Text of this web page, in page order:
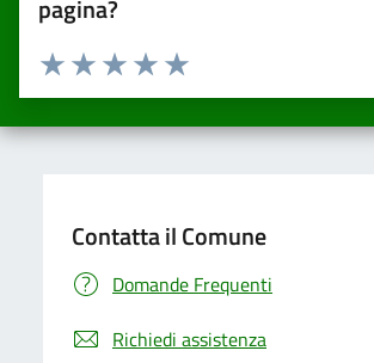
pagina?
Valuta da 1 a 5 stelle la pagina
Valuta 5 stelle su 5
Valuta 4 stelle su 5
Valuta 3 stelle su 5
Valuta 2 stelle su 5
Valuta una stella su 5
Contatta il Comune
Domande Frequenti
Richiedi assistenza